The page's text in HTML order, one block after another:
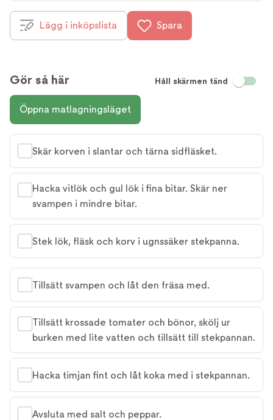
Lägg i inköpslista Spara
Gör så här Håll skärmen tänd
Öppna matlagningsläget
Skär korven i slantar och tärna sidfläsket.
Hacka vitlök och gul lök i fina bitar. Skär ner
svampen i mindre bitar.
Stek lök, fläsk och korv i ugnssäker stekpanna.
Tillsätt svampen och låt den fräsa med.
Tillsätt krossade tomater och bönor, skölj ur
burken med lite vatten och tillsätt till stekpannan.
Hacka timjan fint och låt koka med i stekpannan.
Avsluta med salt och peppar.